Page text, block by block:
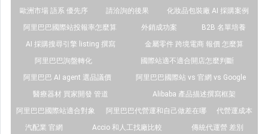
歐洲市場 語系 優先序
請洽詢的後果
化妝品包裝廠 AI 採購案例
阿里巴巴國際站投報率怎麼算
外銷成功案
B2B 名單培養
AI 採購搜尋引擎 listing 撰寫
金屬零件 跨境電商 報價 怎麼算
阿里巴巴詢盤轉化
國際站適不適合開店怎麼判斷
阿里巴巴 AI agent 選品議價
阿里巴巴國際站 vs 官網 vs Google
醫療器材 買家開發 管道
Alibaba 產品描述撰寫框架
阿里巴巴國際站適合對象
阿里巴巴代營運和自己做差在哪
代營運成本
汽配業 官網
Accio 和人工找廠比較
傳統代運營 差別